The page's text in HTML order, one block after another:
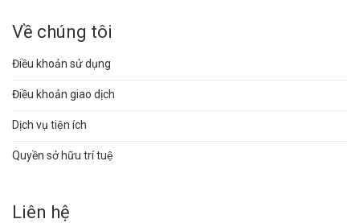
Về chúng tôi
Điều khoản sử dụng
Điều khoản giao dịch
Dịch vụ tiện ích
Quyền sở hữu trí tuệ
Liên hệ